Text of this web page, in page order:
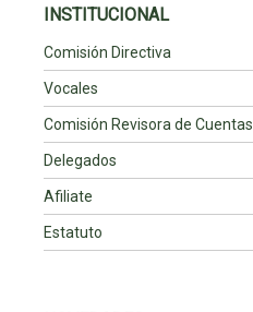
INSTITUCIONAL
Comisión Directiva
Vocales
Comisión Revisora de Cuentas
Delegados
Afiliate
Estatuto